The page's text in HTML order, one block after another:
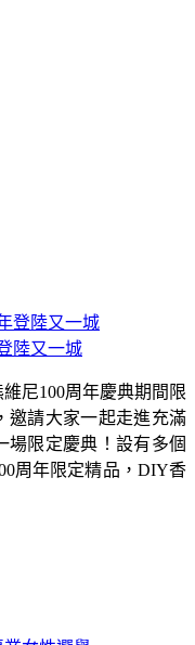
陸又一城
尼100周年慶典期間限
邀請大家一起走進充滿
場限定慶典！設有多個
周年限定精品，DIY香